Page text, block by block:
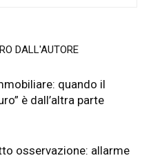
DALL'AUTORE
quando il
è dall’altra parte
osservazione: allarme